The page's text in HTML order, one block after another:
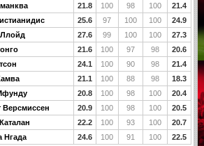
21.8 100 98 100
21.4
25.6 97 100 100
24.9
27.6 99 100 100
27.3
21.6 100 97 98
20.6
24.1 100 90 98
21.4
21.1 100 88 98
18.3
20.8 100 98 100
20.4
Версмиссен 20.9 100 98 100
20.5
22.2 100 93 100
20.7
Нгада 24.6 100 91 100 22.5